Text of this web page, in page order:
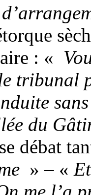
: «
tribunal
du
débat
» – «